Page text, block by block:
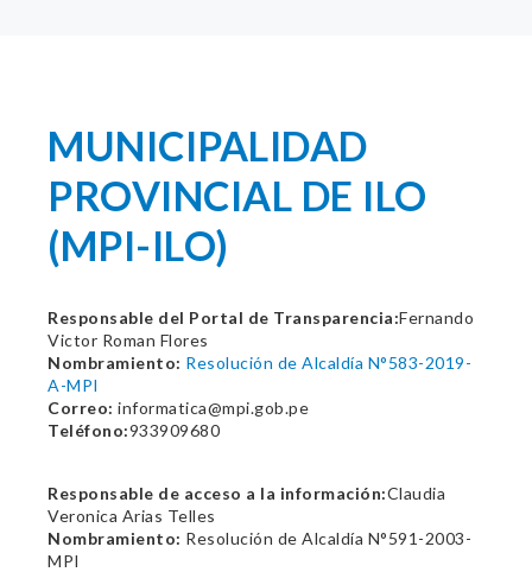
MUNICIPALIDAD
PROVINCIAL DE ILO
(MPI-ILO)
Responsable del Portal de Transparencia:Fernando
Victor Roman Flores
Nombramiento: Resolución de Alcaldía N°583-2019-
A-MPI
Correo: informatica@mpi.gob.pe
Teléfono:933909680
Responsable de acceso a la información:Claudia
Veronica Arias Telles
Nombramiento: Resolución de Alcaldía N°591-2003-
MPI